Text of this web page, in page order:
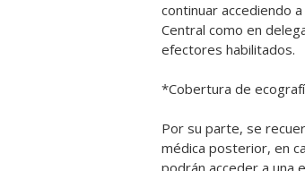
continuar accediendo
Central como en
efectores habilitados.
*Cobertura de
Por su parte, se
médica posterior, en
podrán acceder a una